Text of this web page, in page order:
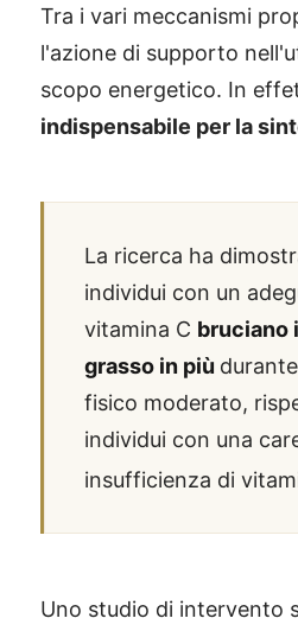
Tra i vari meccanismi
l'azione di supporto
scopo energetico. In
indispensabile per la
La ricerca ha
individui con un
vitamina C bruciano
grasso in più
fisico moderato,
individui con una
insufficienza di
Uno studio di intervento